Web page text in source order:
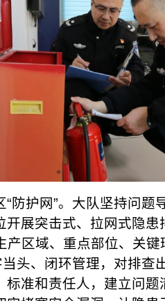
防护网”。大队坚持问题
开展突击式、拉网式隐患
产区域、重点部位、关
当头、闭环管理，对排查
准和责任人，建立问题